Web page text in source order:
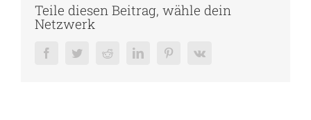
Teile diesen Beitrag, wähle dein
Netzwerk
FacebookTwitterRedditLinkedInPinterestVk